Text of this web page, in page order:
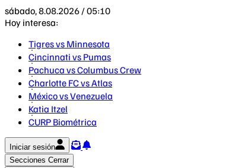
sábado, 8.08.2026 / 05:10
Hoy interesa:
Tigres vs Minnesota
Cincinnati vs Pumas
Pachuca vs Columbus Crew
Charlotte FC vs Atlas
México vs Venezuela
Katia Itzel
CURP Biométrica
Iniciar sesión
Secciones Cerrar